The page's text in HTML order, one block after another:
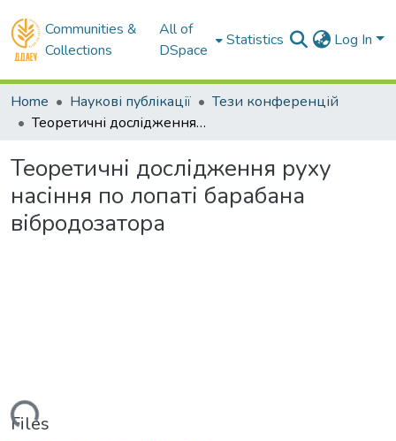
Communities &
Collections
All of
DSpace
Statistics Log In
Home Наукові публікації
Тези конференцій
Теоретичні дослідження руху насіння по лопаті барабана вібродозатора
Теоретичні дослідження руху
насіння по лопаті барабана
вібродозатора
Files